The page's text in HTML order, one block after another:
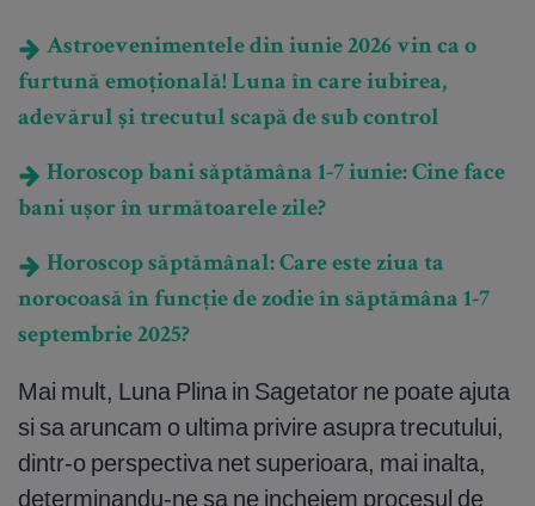
Astroevenimentele din iunie 2026 vin ca o
furtună emoțională! Luna în care iubirea,
adevărul și trecutul scapă de sub control
Horoscop bani săptămâna 1-7 iunie: Cine face
bani ușor în următoarele zile?
Horoscop săptămânal: Care este ziua ta
norocoasă în funcție de zodie în săptămâna 1-7
septembrie 2025?
Mai mult, Luna Plina in Sagetator ne poate ajuta
si sa aruncam o ultima privire asupra trecutului,
dintr-o perspectiva net superioara, mai inalta,
determinandu-ne sa ne incheiem procesul de